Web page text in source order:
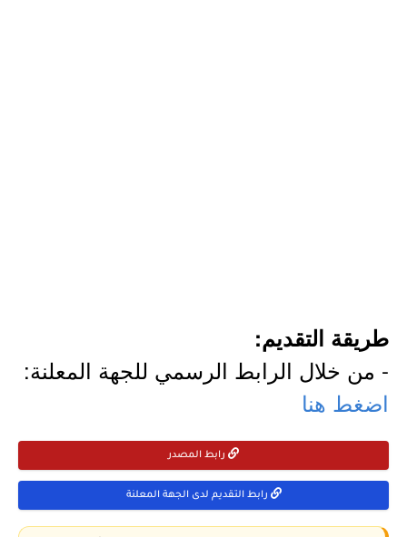
طريقة التقديم:
- من خلال الرابط الرسمي للجهة المعلنة:
اضغط هنا
رابط المصدر
رابط التقديم لدى الجهة المعلنة